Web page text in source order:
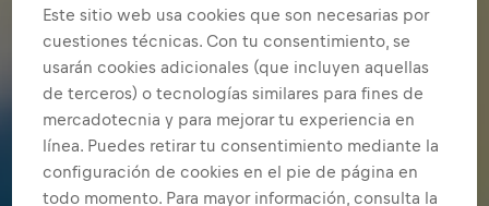
Este sitio web usa cookies que son necesarias por
cuestiones técnicas. Con tu consentimiento, se
usarán cookies adicionales (que incluyen aquellas
de terceros) o tecnologías similares para fines de
mercadotecnia y para mejorar tu experiencia en
línea. Puedes retirar tu consentimiento mediante la
configuración de cookies en el pie de página en
todo momento. Para mayor información, consulta la